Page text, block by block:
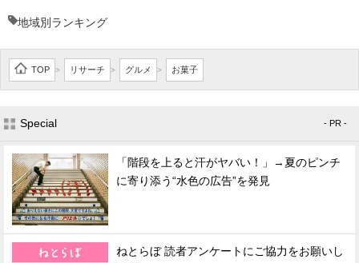
地域別ランキング
TOP > リサーチ > グルメ > お菓子
Special - PR -
「階段を上ると汗がヤバい！」→夏のピンチ
に寄り添う“水色の広告”を発見
ねとらぼ 読者アンケートにご協力をお願いし